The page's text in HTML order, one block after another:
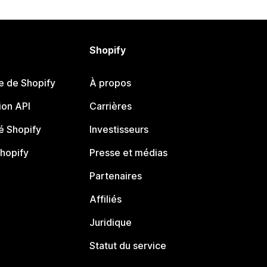
de Shopify
API
Shopify
Shopify
À propos
Carrières
Investisseurs
Presse et médias
Partenaires
Affiliés
Juridique
Statut du service